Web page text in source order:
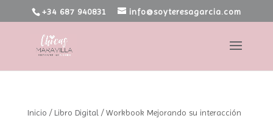
+34 687 940831 info@soyteresagarcia.com
Inicio / Libro Digital / Workbook Mejorando su interacción